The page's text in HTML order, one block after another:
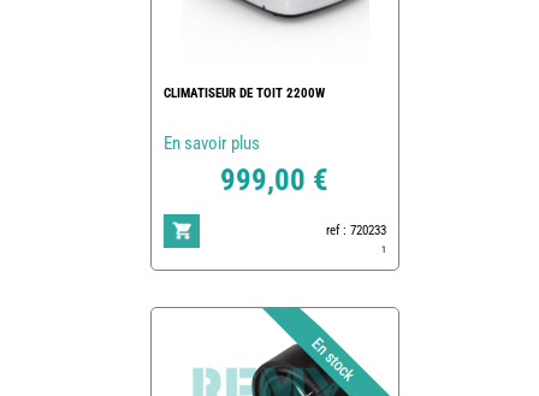
CLIMATISEUR DE TOIT 2200W
En savoir plus
999,00 €
ref : 720233
1